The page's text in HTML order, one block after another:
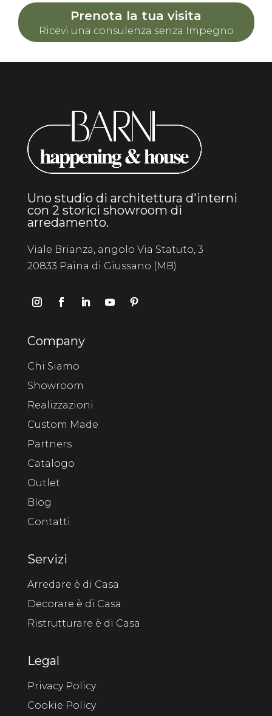
Prenota la tua visita
Ricevi una consulenza senza Impegno
Uno studio di architettura d'interni
con 2 storici showroom di
arredamento.
Viale Brianza, angolo Via Statuto, 3
20833 Paina di Giussano (MB)
Company
Chi Siamo
Showroom
Realizzazioni
Custom Made
Partners
Catalogo
Outlet
Blog
Contatti
Servizi
Arredare è di Casa
Decorare è di Casa
Ristrutturare è di Casa
Legal
Privacy Policy
Cookie Policy